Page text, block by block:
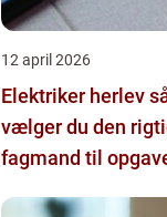
12 april 2026
Elektriker herlev sådan
vælger du den
fagmand til